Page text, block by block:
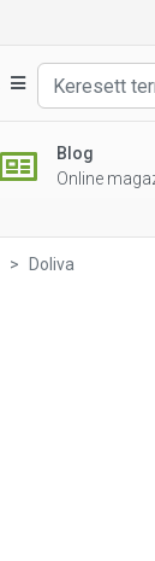
Blog
Online
Doliva